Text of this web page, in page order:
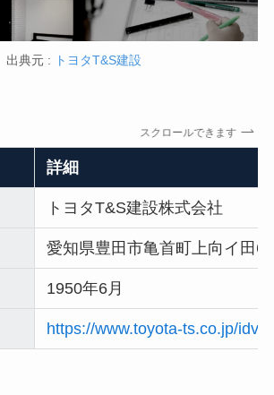
出典元 : トヨタT&S建設
スクロールできます
詳細
トヨタT&S建設株式会社
愛知県豊田市亀首町上向イ田
1950年6月
https://www.toyota-ts.co.jp/idv